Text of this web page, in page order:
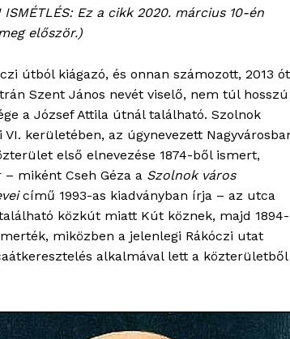
ISMÉTLÉS: Ez a cikk 2020. március 10-én
először.)
útból kiágazó, és onnan számozott, 2013
Szent János nevét viselő, nem túl hosszú
a József Attila útnál található. Szolnok
VI. kerületében, az úgynevezett
első elnevezése 1874-ből ismert,
– miként Cseh Géza a Szolnok város
című 1993-as kiadványban írja – az utca
közkút miatt Kút köznek, majd 1894-
miközben a jelenlegi Rákóczi utat
alkalmával lett a közterületből